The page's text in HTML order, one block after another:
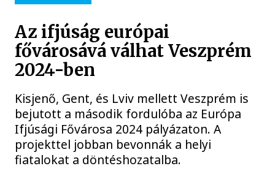
Az ifjúság európai
fővárosává válhat Veszprém
2024-ben
Kisjenő, Gent, és Lviv mellett Veszprém is
bejutott a második fordulóba az Európa
Ifjúsági Fővárosa 2024 pályázaton. A
projekttel jobban bevonnák a helyi
fiatalokat a döntéshozatalba.